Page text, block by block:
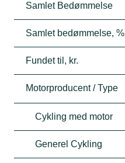
Samlet Bedømmelse
Samlet bedømmelse, %
Fundet til, kr.
Motorproducent / Type
Cykling med motor
Generel Cykling